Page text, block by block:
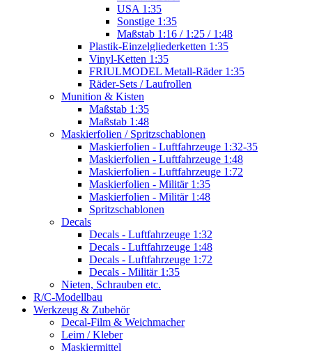
USA 1:35
Sonstige 1:35
Maßstab 1:16 / 1:25 / 1:48
Plastik-Einzelgliederketten 1:35
Vinyl-Ketten 1:35
FRIULMODEL Metall-Räder 1:35
Räder-Sets / Laufrollen
Munition & Kisten
Maßstab 1:35
Maßstab 1:48
Maskierfolien / Spritzschablonen
Maskierfolien - Luftfahrzeuge 1:32-35
Maskierfolien - Luftfahrzeuge 1:48
Maskierfolien - Luftfahrzeuge 1:72
Maskierfolien - Militär 1:35
Maskierfolien - Militär 1:48
Spritzschablonen
Decals
Decals - Luftfahrzeuge 1:32
Decals - Luftfahrzeuge 1:48
Decals - Luftfahrzeuge 1:72
Decals - Militär 1:35
Nieten, Schrauben etc.
R/C-Modellbau
Werkzeug & Zubehör
Decal-Film & Weichmacher
Leim / Kleber
Maskiermittel